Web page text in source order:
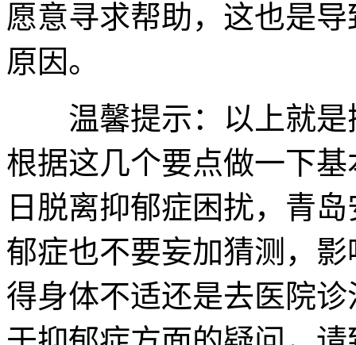
愿意寻求帮助，这也是
原因。
温馨提示：以上就是
根据这几个要点做一下
日脱离抑郁症困扰，青
郁症也不要妄加猜测，
得身体不适还是去医院